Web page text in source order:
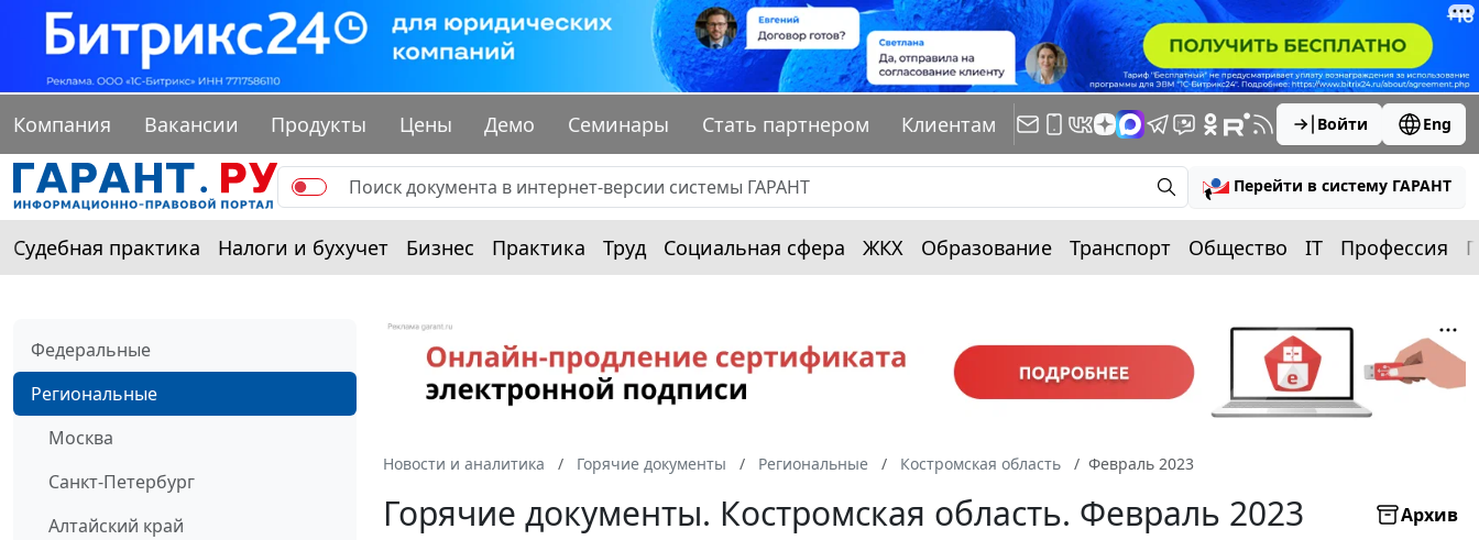
Компания Вакансии Продукты Цены Демо Семинары Стать партнером Клиентам Войти Eng
Перейти в систему ГАРАНТ
Судебная практика Налоги и бухучет Бизнес Практика Труд Социальная сфера ЖКХ Образование Транспорт Общество IT Профессия
Федеральные
Региональные
Москва
Санкт-Петербург
Алтайский край
Новости и аналитика Горячие документы Региональные Костромская область Февраль 2023
Горячие документы. Костромская область. Февраль 2023
Архив